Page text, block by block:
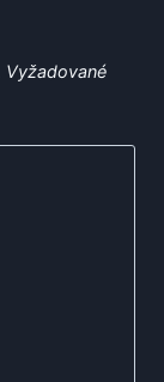
Vyžadované